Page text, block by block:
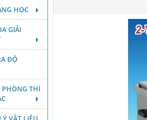
HỌC
GIẢI
ĐỘ
PHÒNG THÍ